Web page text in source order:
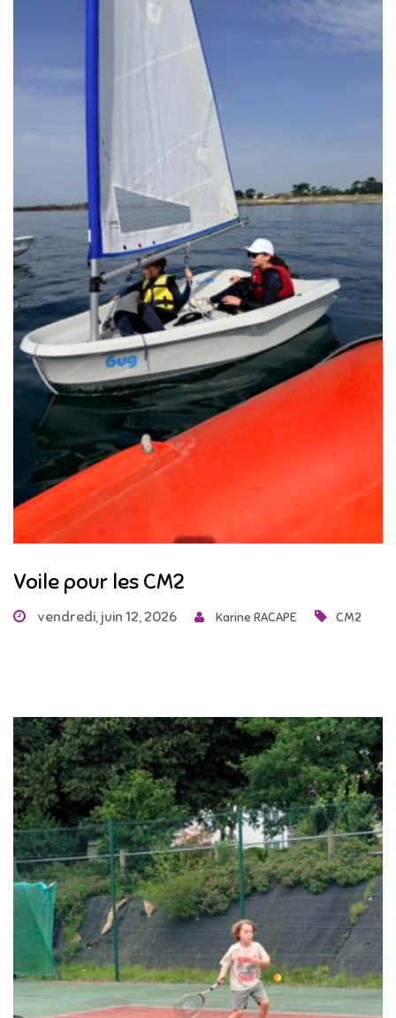
Voile pour les CM2
vendredi, juin 12, 2026 Karine RACAPE CM2